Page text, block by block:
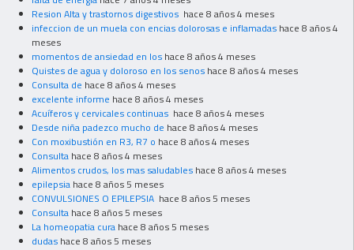
Resion Alta y trastornos digestivos hace 8 años 4 meses
infeccion de un muela con encias dolorosas e inflamadas hace 8 años 4
meses
momentos de ansiedad en los hace 8 años 4 meses
Quistes de agua y doloroso en los senos hace 8 años 4 meses
Consulta de hace 8 años 4 meses
excelente informe hace 8 años 4 meses
Acuíferos y cervicales continuas hace 8 años 4 meses
Desde niña padezco mucho de hace 8 años 4 meses
Con moxibustión en R3, R7 o hace 8 años 4 meses
Consulta hace 8 años 4 meses
Alimentos crudos, los mas saludables hace 8 años 4 meses
epilepsia hace 8 años 5 meses
CONVULSIONES O EPILEPSIA hace 8 años 5 meses
Consulta hace 8 años 5 meses
La homeopatia cura hace 8 años 5 meses
dudas hace 8 años 5 meses